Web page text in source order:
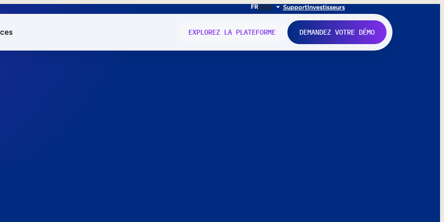
FRENIT SupportInvestisseurs
EXPLOREZ LA PLATEFORME DEMANDEZ VOTRE DÉMO